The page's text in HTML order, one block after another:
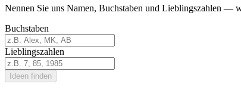
Nennen Sie uns Namen, Buchstaben und Lieblingszahlen —
Buchstaben
Lieblingszahlen
Ideen finden